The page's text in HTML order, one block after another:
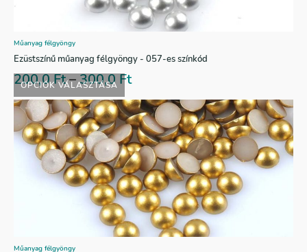
OPCIÓK VÁLASZTÁSA
Műanyag félgyöngy
Ezüstszínű műanyag félgyöngy - 057-es színkód
200,0Ft–300,0Ft
Műanyag félgyöngy